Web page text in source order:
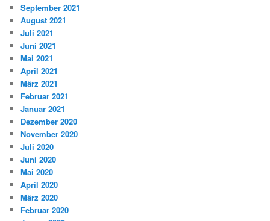
September 2021
August 2021
Juli 2021
Juni 2021
Mai 2021
April 2021
März 2021
Februar 2021
Januar 2021
Dezember 2020
November 2020
Juli 2020
Juni 2020
Mai 2020
April 2020
März 2020
Februar 2020